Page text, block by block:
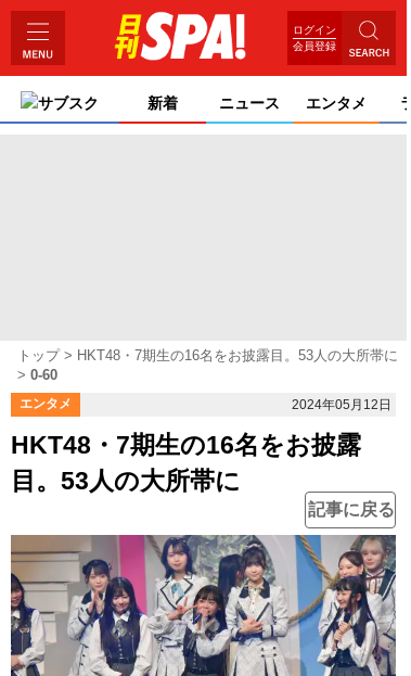
ログイン
会員登録
サブスク 新着 ニュース エンタメ
トップ
HKT48・7期生の16名をお披露目。53人の大所帯に
0-60
エンタメ 2024年05月12日
HKT48・7期生の16名をお披露
目。53人の大所帯に
記事に戻る